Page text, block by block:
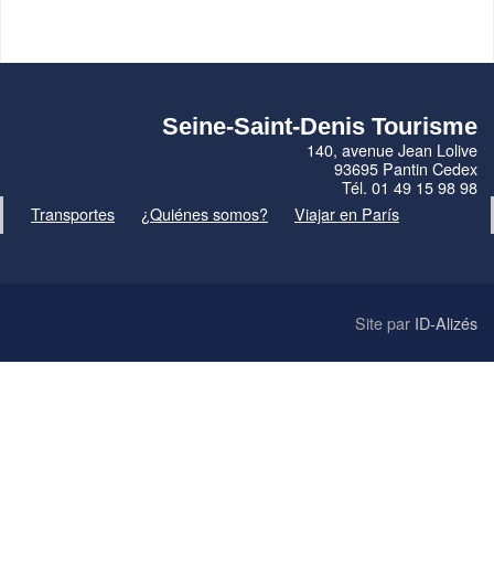
Seine-Saint-Denis Tourisme
140, avenue Jean Lolive
93695 Pantin Cedex
Tél. 01 49 15 98 98
Transportes
¿Quiénes somos? Viajar en París
Site par ID-Alizés